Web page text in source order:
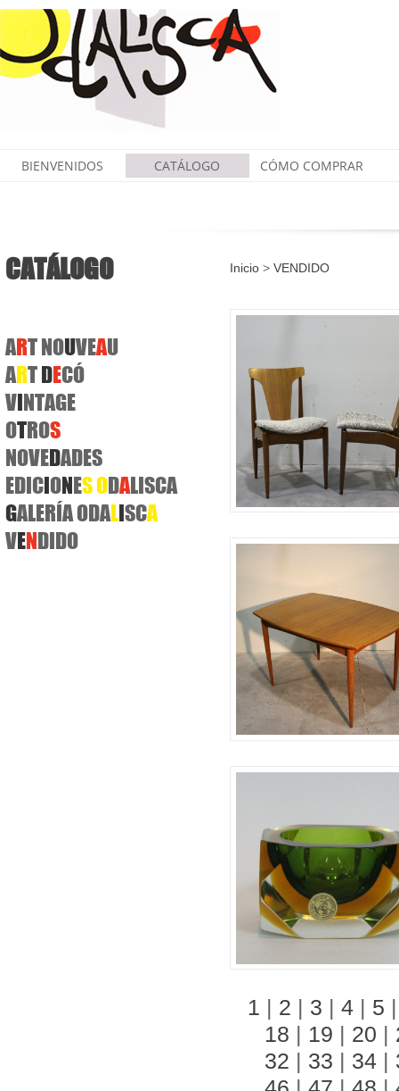
BIENVENIDOS CATÁLOGO CÓMO COMPRAR
CATÁLOGO
ARTNOUVEAU
ARTDECÓ
VINTAGE
OTROS
NOVEDADES
EDICIONESODALISCA
GALERÍA ODALISCA
VENDIDO
Inicio > VENDIDO
1 2 3 4 5
18
19 20
32
33 34